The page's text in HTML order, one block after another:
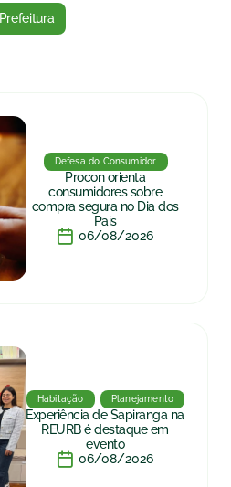
Prefeitura
Defesa do Consumidor
Procon orienta
consumidores sobre
compra segura no Dia dos
Pais
06/08/2026
Habitação Planejamento
Experiência de Sapiranga na
REURB é destaque em
evento
06/08/2026